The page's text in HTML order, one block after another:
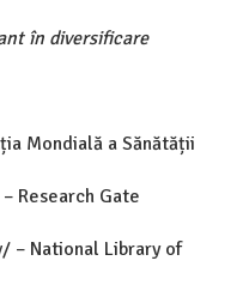
în diversificare
Mondială a Sănătății
Research Gate
– National Library of